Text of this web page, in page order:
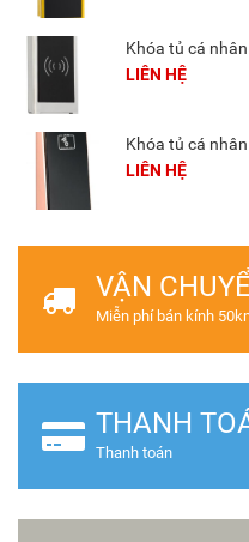
Khóa tủ cá
LIÊN HỆ
Khóa tủ cá
LIÊN HỆ
VẬN
Miễn phí bán kính
THANH
Thanh toán